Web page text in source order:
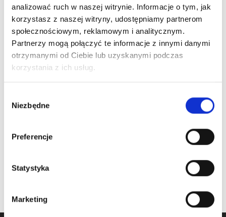
analizować ruch w naszej witrynie. Informacje o tym, jak
korzystasz z naszej witryny, udostępniamy partnerom
społecznościowym, reklamowym i analitycznym.
Partnerzy mogą połączyć te informacje z innymi danymi
otrzymanymi od Ciebie lub uzyskanymi podczas
korzystania z ich usług.
zgody
Niezbędne
Preferencje
Statystyka
Marketing
Zestaw do montażu
samozamykacza
Cena detaliczna (brutto)
53,00zł/ szt.
na stanie
Zasuwa boczna
Delta, fi 12mm skok
70mm, otwór na
kłódkę
46,00zł/ szt.